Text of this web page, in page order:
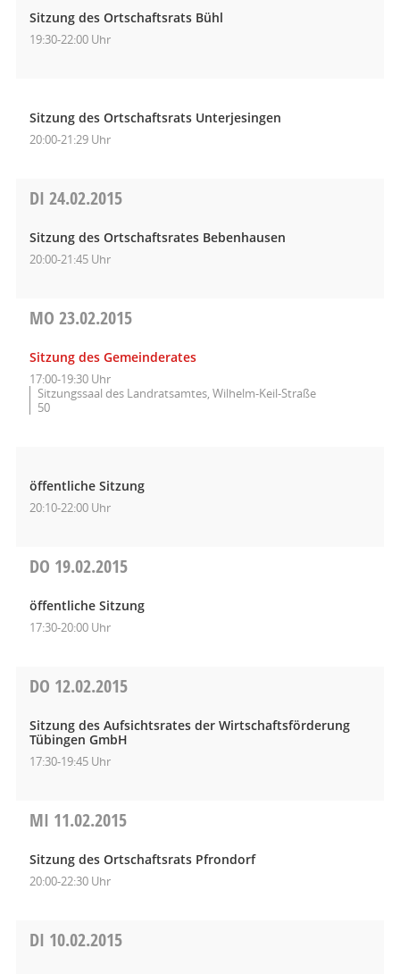
Sitzung des Ortschaftsrats Bühl
19:30-22:00 Uhr
Sitzung des Ortschaftsrats Unterjesingen
20:00-21:29 Uhr
DI 24.02.2015
Sitzung des Ortschaftsrates Bebenhausen
20:00-21:45 Uhr
MO 23.02.2015
Sitzung des Gemeinderates
17:00-19:30 Uhr
Sitzungssaal des Landratsamtes, Wilhelm-Keil-Straße
50
öffentliche Sitzung
20:10-22:00 Uhr
DO 19.02.2015
öffentliche Sitzung
17:30-20:00 Uhr
DO 12.02.2015
Sitzung des Aufsichtsrates der Wirtschaftsförderung
Tübingen GmbH
17:30-19:45 Uhr
MI 11.02.2015
Sitzung des Ortschaftsrats Pfrondorf
20:00-22:30 Uhr
DI 10.02.2015